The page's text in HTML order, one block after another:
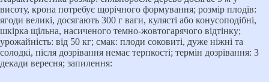
висоту, крона потребує щорічного формування; розмір плодів:
ягоди великі, досягають 300 г ваги, кулясті або конусоподібні,
шкірка щільна, насиченого темно-жовтогарячого відтінку;
урожайність: від 50 кг; смак: плоди соковиті, дуже ніжні та
солодкі, після дозрівання немає терпкості; термін дозрівання: 3
декади вересня; запилення: